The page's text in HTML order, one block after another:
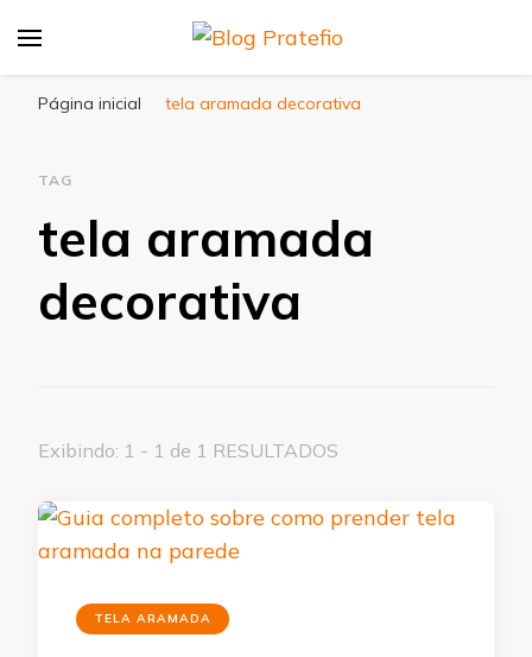
Página inicial tela aramada decorativa
TAG
tela aramada
decorativa
Exibindo: 1 - 1 de 1 RESULTADOS
TELA ARAMADA